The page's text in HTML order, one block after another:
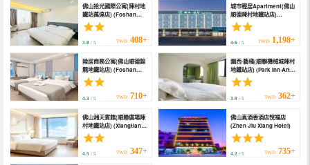
佛山拾光國際公寓(陳村地
鐵站萬達店) (Foshan
Shiguang International
Apartment)
3.8 / 5 TWD 408+
城市輕居Apartment(佛山
順德陳村地鐵站店)
(Convenient City Hotel
(Foshan Shunde
Chencun Subway
4.6/ 5 TWD 1,198+
陸居商務公寓(佛山順德錦
龍地鐵站店) (Foshan
Luju Business
Apartment)
4.3 / 5 TWD 710+
圍西·藝棧(順聯機械城陳村
地鐵站店) (Park Inn·Art
Inn)
3.9/ 5 TWD 362+
佛山湘天賓館(順聯廣場陳
村地鐵站店) (Xiangtian
Hotel)
4.5 / 5 TWD 347+
佛山真酒香酒店悅福店
(Zhen Jiu Xiang Hotel)
4.2/ 5 TWD 735+